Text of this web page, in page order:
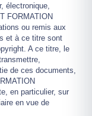
électronique,
FORMATION
ou remis aux
et à ce titre sont
A ce titre, le
de ces documents,
en particulier, sur
en vue de